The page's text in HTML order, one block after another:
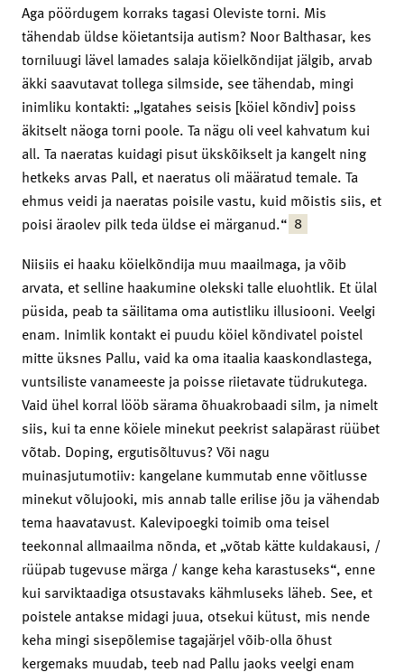
Aga pöördugem korraks tagasi Oleviste torni. Mis
tähendab üldse köietantsija autism? Noor Balthasar, kes
torniluugi lävel lamades salaja köielkõndijat jälgib, arvab
äkki saavutavat tollega silmside, see tähendab, mingi
inimliku kontakti: „Igatahes seisis [köiel kõndiv] poiss
äkitselt näoga torni poole. Ta nägu oli veel kahvatum kui
all. Ta naeratas kuidagi pisut ükskõikselt ja kangelt ning
hetkeks arvas Pall, et naeratus oli määratud temale. Ta
ehmus veidi ja naeratas poisile vastu, kuid mõistis siis, et
poisi äraolev pilk teda üldse ei märganud.“ 8
Niisiis ei haaku köielkõndija muu maailmaga, ja võib
arvata, et selline haakumine olekski talle eluohtlik. Et ülal
püsida, peab ta säilitama oma autistliku illusiooni. Veelgi
enam. Inimlik kontakt ei puudu köiel kõndivatel poistel
mitte üksnes Pallu, vaid ka oma itaalia kaaskondlastega,
vuntsiliste vanameeste ja poisse riietavate tüdrukutega.
Vaid ühel korral lööb särama õhuakrobaadi silm, ja nimelt
siis, kui ta enne köiele minekut peekrist salapärast rüübet
võtab. Doping, ergutisõltuvus? Või nagu
muinasjutumotiiv: kangelane kummutab enne võitlusse
minekut võlujooki, mis annab talle erilise jõu ja vähendab
tema haavatavust. Kalevipoegki toimib oma teisel
teekonnal allmaailma nõnda, et „võtab kätte kuldakausi, /
rüüpab tugevuse märga / kange keha karastuseks“, enne
kui sarviktaadiga otsustavaks kähmluseks läheb. See, et
poistele antakse midagi juua, otsekui kütust, mis nende
keha mingi sisepõlemise tagajärjel võib-olla õhust
kergemaks muudab, teeb nad Pallu jaoks veelgi enam